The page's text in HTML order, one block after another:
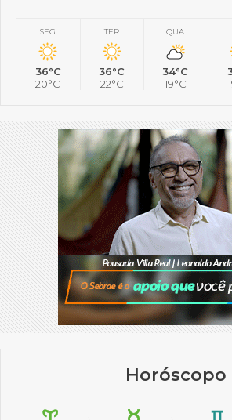
SEG
36°C
20°C
TER
36°C
22°C
QUA
34°C
19°C
Horóscopo